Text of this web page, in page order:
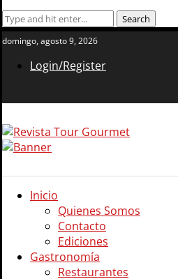
domingo, agosto 9, 2026
Login/Register
Inicio
Quienes Somos
Contacto
Ediciones
Gastronomía
Restaurantes